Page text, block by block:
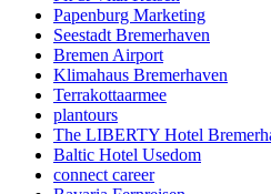
Papenburg Marketing
Seestadt Bremerhaven
Bremen Airport
Klimahaus Bremerhaven
Terrakottaarmee
plantours
The LIBERTY Hotel
Baltic Hotel Usedom
connect career